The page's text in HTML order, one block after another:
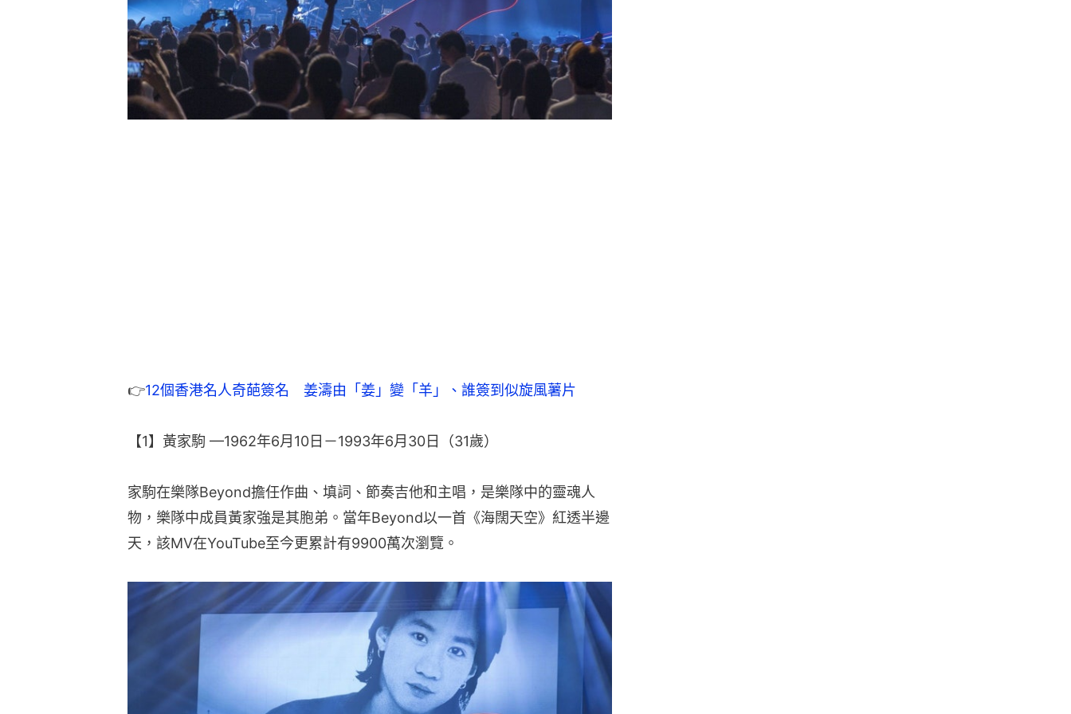
👉12個香港名人奇葩簽名　姜濤由「姜」變「羊」、誰簽到似旋風薯片
【1】黃家駒 —1962年6月10日－1993年6月30日（31歲）
家駒在樂隊Beyond擔任作曲、填詞、節奏吉他和主唱，是樂隊中的靈魂人
物，樂隊中成員黃家強是其胞弟。當年Beyond以一首《海闊天空》紅透半邊
天，該MV在YouTube至今更累計有9900萬次瀏覽。